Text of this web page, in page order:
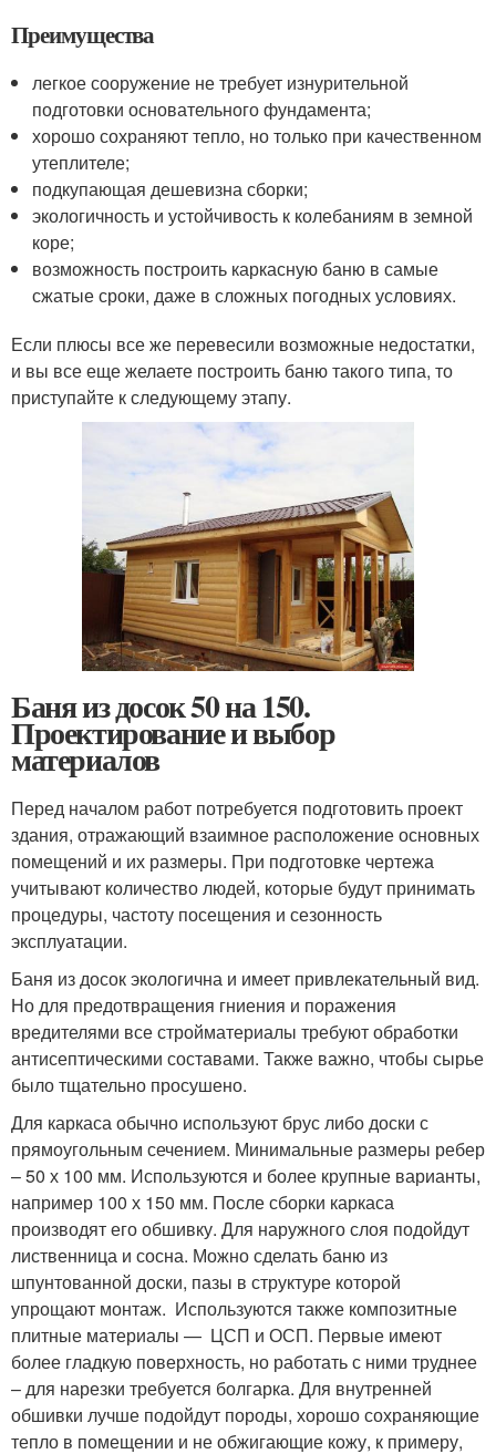
Преимущества
легкое сооружение не требует изнурительной
подготовки основательного фундамента;
хорошо сохраняют тепло, но только при качественном
утеплителе;
подкупающая дешевизна сборки;
экологичность и устойчивость к колебаниям в земной
коре;
возможность построить каркасную баню в самые
сжатые сроки, даже в сложных погодных условиях.
Если плюсы все же перевесили возможные недостатки,
и вы все еще желаете построить баню такого типа, то
приступайте к следующему этапу.
Баня из досок 50 на 150.
Проектирование и выбор
материалов
Перед началом работ потребуется подготовить проект
здания, отражающий взаимное расположение основных
помещений и их размеры. При подготовке чертежа
учитывают количество людей, которые будут принимать
процедуры, частоту посещения и сезонность
эксплуатации.
Баня из досок экологична и имеет привлекательный вид.
Но для предотвращения гниения и поражения
вредителями все стройматериалы требуют обработки
антисептическими составами. Также важно, чтобы сырье
было тщательно просушено.
Для каркаса обычно используют брус либо доски с
прямоугольным сечением. Минимальные размеры ребер
– 50 х 100 мм. Используются и более крупные варианты,
например 100 х 150 мм. После сборки каркаса
производят его обшивку. Для наружного слоя подойдут
лиственница и сосна. Можно сделать баню из
шпунтованной доски, пазы в структуре которой
упрощают монтаж. Используются также композитные
плитные материалы — ЦСП и ОСП. Первые имеют
более гладкую поверхность, но работать с ними труднее
– для нарезки требуется болгарка. Для внутренней
обшивки лучше подойдут породы, хорошо сохраняющие
тепло в помещении и не обжигающие кожу, к примеру,